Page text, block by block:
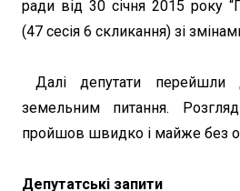
ради від 30 січня 2015 року
(47 сесія 6 скликання) зі
Далі депутати перейшли
земельним питання.
пройшов швидко і майже без
Депутатські запити